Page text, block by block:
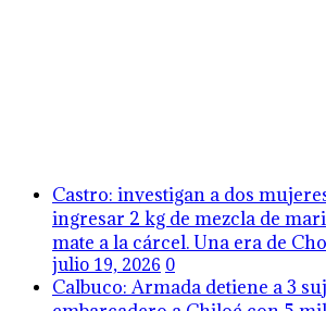
Castro: investigan a dos
ingresar 2 kg de mezcla de
mate a la cárcel. Una era de
julio 19, 2026 0
Calbuco: Armada detiene a 3